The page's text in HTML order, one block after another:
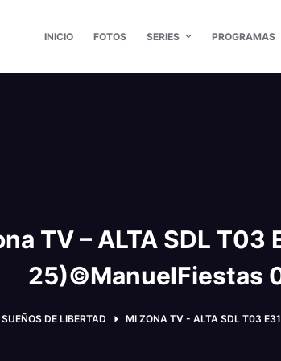
INICIO FOTOS SERIES PROGRAMAS
TV – ALTA SDL T03
25)©ManuelFiestas
SUEÑOS DE LIBERTAD MI ZONA TV - ALTA SDL T03